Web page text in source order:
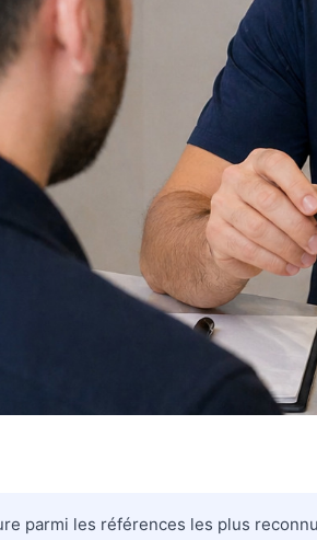
parmi les références les plus